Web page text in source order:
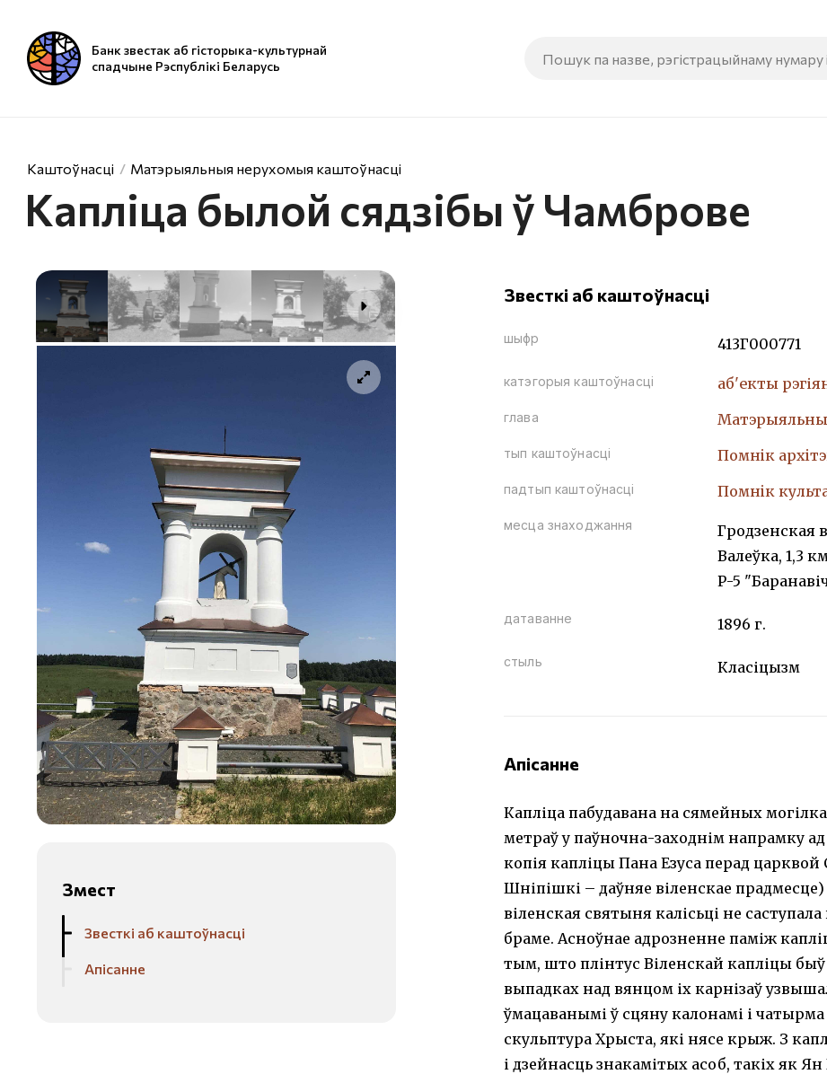
Банк звестак аб гісторыка-культурнай
спадчыне Рэспублікі Беларусь
Каштоўнасці Матэрыяльныя нерухомыя каштоўнасці
Капліца былой сядзібы ў Чамброве
Змест
Звесткі аб каштоўнасці
Апісанне
Звесткі аб каштоўнасці
шыфр 413Г000771
катэгорыя каштоўнасці аб'екты
глава
тып каштоўнасці Помнiк
падтып каштоўнасці Помнiк
месца знаходжання
Гродзенская
Валеўка, 1,3
Р-5
датаванне 1896 г.
стыль Класіцызм
Апісанне
Капліца пабудавана на сямейных
метраў у паўночна-заходнім напрамку
копія капліцы Пана Езуса перад
Шніпішкі – даўняе віленскае прадмесце)
віленская святыня калісьці не
браме. Асноўнае адрозненне паміж
тым, што плінтус Віленскай капліцы
выпадках над вянцом іх карнізаў
ўмацаванымі ў сцяну калонамі і
скульптура Хрыста, які нясе крыж. З
і дзейнасць знакамітых асоб, такіх як